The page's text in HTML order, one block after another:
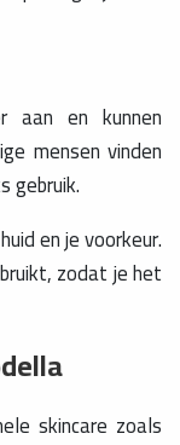
aan en kunnen
mensen vinden
gebruik.
en je voorkeur.
zodat je het
skincare zoals